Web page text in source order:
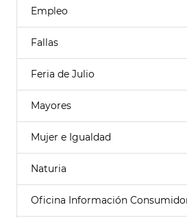
Empleo
Fallas
Feria de Julio
Mayores
Mujer e Igualdad
Naturia
Oficina Información